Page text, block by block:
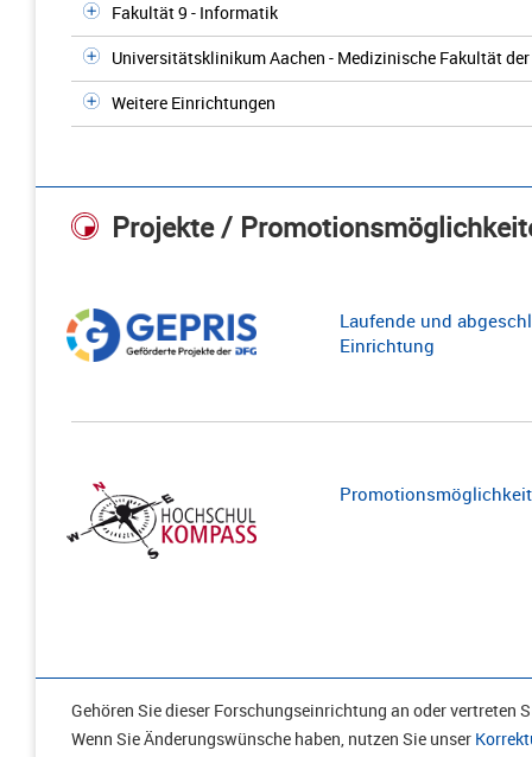
Fakultät 9 - Informatik
Universitätsklinikum Aachen - Medizinische Fakultät der
Weitere Einrichtungen
Projekte /
Laufende und
Einrichtung
Gehören Sie dieser Forschungseinrichtung an oder vertreten
Wenn Sie Änderungswünsche haben, nutzen Sie unser